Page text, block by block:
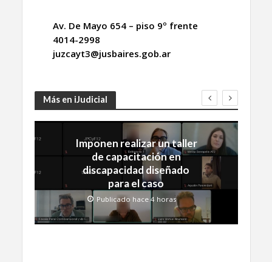
Av. De Mayo 654 – piso 9º frente
4014-2998
juzcayt3@jusbaires.gob.ar
Más en iJudicial
Imponen realizar un taller
de capacitación en
discapacidad diseñado
para el caso
Publicado hace 4 horas